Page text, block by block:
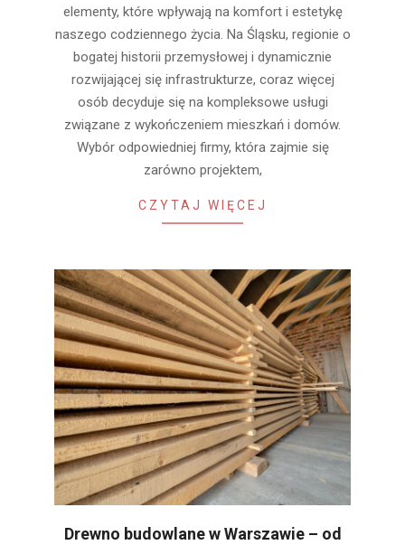
elementy, które wpływają na komfort i estetykę
naszego codziennego życia. Na Śląsku, regionie o
bogatej historii przemysłowej i dynamicznie
rozwijającej się infrastrukturze, coraz więcej
osób decyduje się na kompleksowe usługi
związane z wykończeniem mieszkań i domów.
Wybór odpowiedniej firmy, która zajmie się
zarówno projektem,
CZYTAJ WIĘCEJ
Drewno budowlane w Warszawie – od